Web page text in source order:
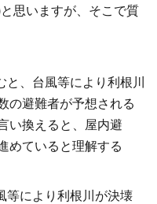
思いますが、そこで質
、台風等により利根川
の避難者が予想される
い換えると、屋内避
めていると理解する
等により利根川が決壊